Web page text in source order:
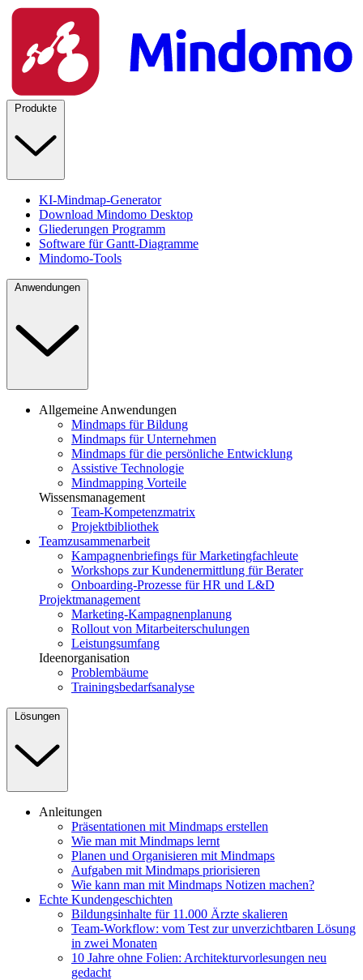
Produkte
KI-Mindmap-Generator
Download Mindomo Desktop
Gliederungen Programm
Software für Gantt-Diagramme
Mindomo-Tools
Anwendungen
Allgemeine Anwendungen
Mindmaps für Bildung
Mindmaps für Unternehmen
Mindmaps für die persönliche Entwicklung
Assistive Technologie
Mindmapping Vorteile
Wissensmanagement
Team-Kompetenzmatrix
Projektbibliothek
Teamzusammenarbeit
Kampagnenbriefings für Marketingfachleute
Workshops zur Kundenermittlung für Berater
Onboarding-Prozesse für HR und L&D
Projektmanagement
Marketing-Kampagnenplanung
Rollout von Mitarbeiterschulungen
Leistungsumfang
Ideenorganisation
Problembäume
Trainingsbedarfsanalyse
Lösungen
Anleitungen
Präsentationen mit Mindmaps erstellen
Wie man mit Mindmaps lernt
Planen und Organisieren mit Mindmaps
Aufgaben mit Mindmaps priorisieren
Wie kann man mit Mindmaps Notizen machen?
Echte Kundengeschichten
Bildungsinhalte für 11.000 Ärzte skalieren
Team-Workflow: vom Test zur unverzichtbaren Lösung
in zwei Monaten
10 Jahre ohne Folien: Architekturvorlesungen neu
gedacht